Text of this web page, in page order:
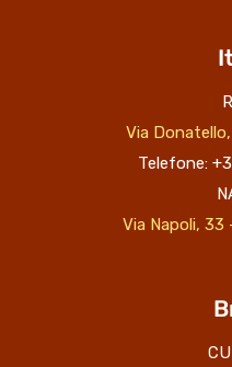
Via
Telefone:
Via Napoli, 33